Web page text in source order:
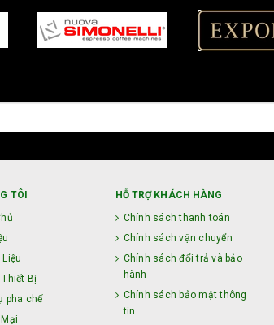
TÔI
Bị
pha chế
HỖ TRỢ KHÁCH HÀNG
Chính sách thanh toán
Chính sách vận chuyển
Chính sách đổi trả và bảo
hành
Chính sách bảo mật thông
tin